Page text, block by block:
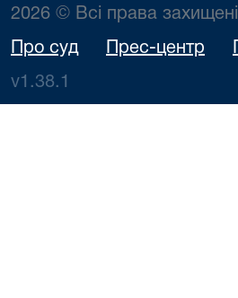
2026 © Всі права захищені
Про суд Прес-центр
v1.38.1